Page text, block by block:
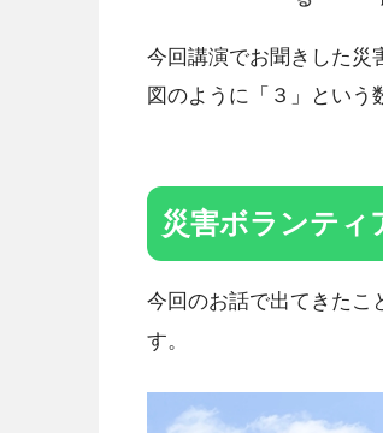
今回講演でお聞きした災
図のように「３」という
災害ボランティ
今回のお話で出てきたこ
す。